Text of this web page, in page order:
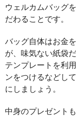
ウェルカムバッグ
だわることです。
バッグ自体はお金
が、味気ない紙袋
テンプレートを利
ンをつけるなどし
にしましょう。
中身のプレゼント